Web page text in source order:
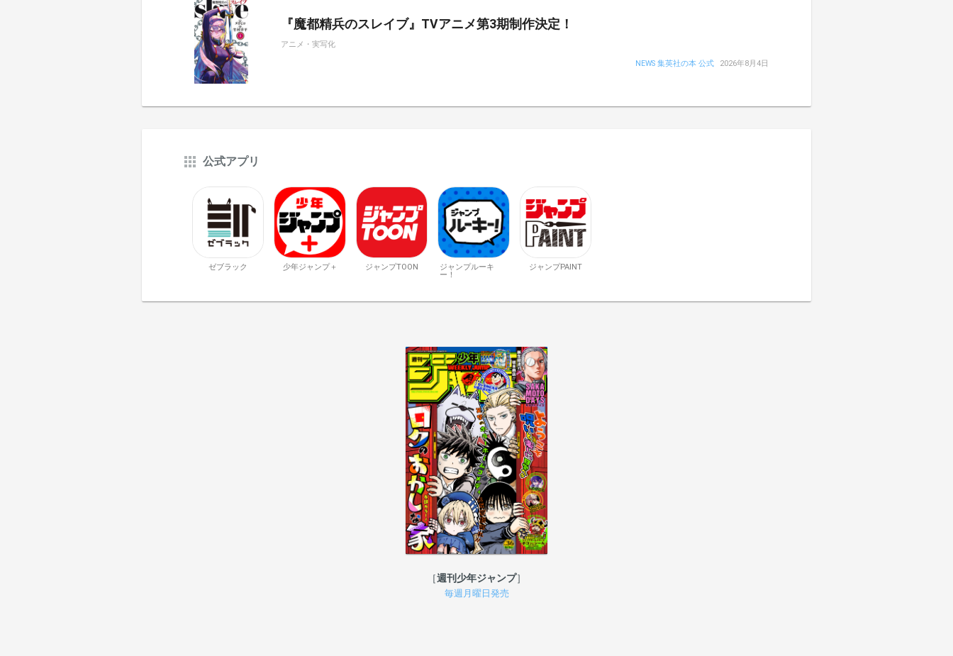
『魔都精兵のスレイブ』TVアニメ第3期制作決定！
アニメ・実写化
NEWS 集英社の本 公式 2026年8月4日
公式アプリ
ゼブラック 少年ジャンプ＋ ジャンプTOON
ジャンプルーキ
ー！
ジャンプPAINT
週刊少年ジャンプ
毎週月曜日発売